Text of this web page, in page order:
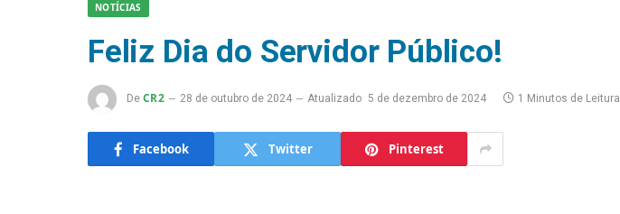
NOTÍCIAS
Feliz Dia do Servidor Público!
De CR2 28 de outubro de 2024 Atualizado 5 de dezembro de 2024 1 Minutos de Leitura
Facebook Twitter Pinterest